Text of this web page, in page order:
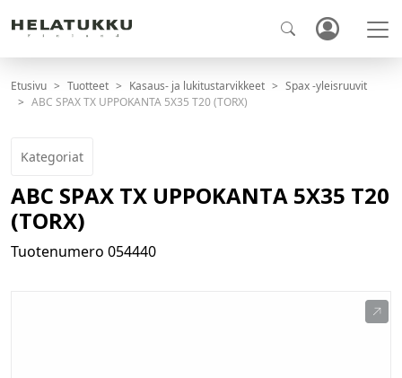
Etusivu Tuotteet Kasaus- ja lukitustarvikkeet
Spax -yleisruuvit
ABC SPAX TX UPPOKANTA 5X35 T20 (TORX)
Kategoriat
ABC SPAX TX UPPOKANTA 5X35 T20
(TORX)
Tuotenumero 054440